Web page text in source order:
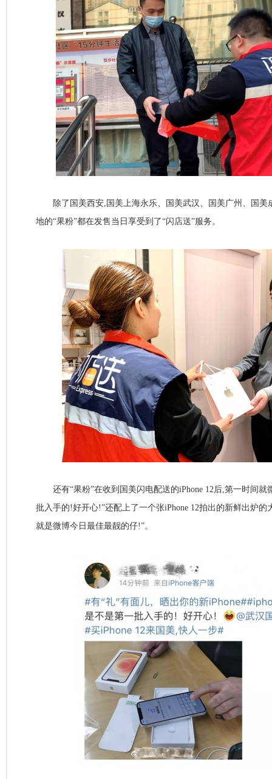
除了国美西安,国美上海永乐、国美武汉、国美广州、国
地的“果粉”都在发售当日享受到了“闪店送”服务。
还有“果粉”在收到国美闪电配送的iPhone 12后,第一时间就
批入手的!好开心!”还配上了一个张iPhone 12拍出的新鲜出炉的
就是微博今日最佳最靓的仔!”。